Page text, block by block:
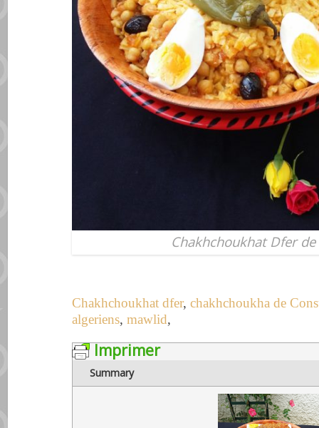
Chakhchoukhat Dfer
Chakhchoukhat dfer,chakhchoukha de
algeriens,mawlid,
Imprimer
Summary